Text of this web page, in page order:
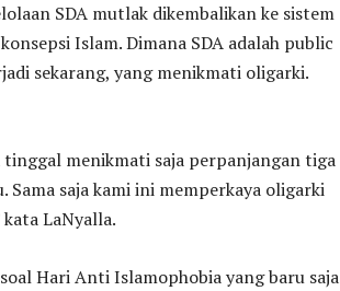
SDA mutlak dikembalikan ke sistem
Islam. Dimana SDA adalah public
sekarang, yang menikmati oligarki.
menikmati saja perpanjangan tiga
saja kami ini memperkaya oligarki
LaNyalla.
Hari Anti Islamophobia yang baru saja